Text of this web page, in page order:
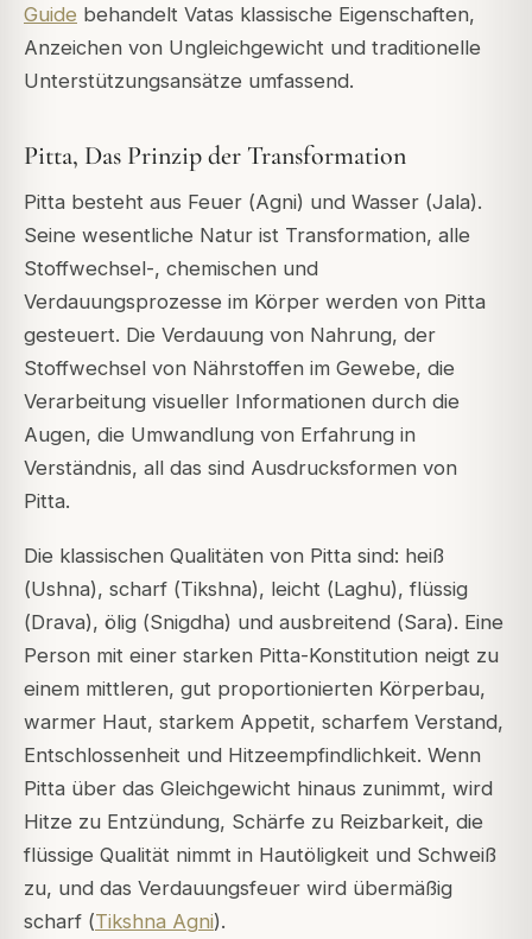
Guide behandelt Vatas klassische Eigenschaften,
Anzeichen von Ungleichgewicht und traditionelle
Unterstützungsansätze umfassend.
Pitta, Das Prinzip der Transformation
Pitta besteht aus Feuer (Agni) und Wasser (Jala).
Seine wesentliche Natur ist Transformation, alle
Stoffwechsel-, chemischen und
Verdauungsprozesse im Körper werden von Pitta
gesteuert. Die Verdauung von Nahrung, der
Stoffwechsel von Nährstoffen im Gewebe, die
Verarbeitung visueller Informationen durch die
Augen, die Umwandlung von Erfahrung in
Verständnis, all das sind Ausdrucksformen von
Pitta.
Die klassischen Qualitäten von Pitta sind: heiß
(Ushna), scharf (Tikshna), leicht (Laghu), flüssig
(Drava), ölig (Snigdha) und ausbreitend (Sara). Eine
Person mit einer starken Pitta-Konstitution neigt zu
einem mittleren, gut proportionierten Körperbau,
warmer Haut, starkem Appetit, scharfem Verstand,
Entschlossenheit und Hitzeempfindlichkeit. Wenn
Pitta über das Gleichgewicht hinaus zunimmt, wird
Hitze zu Entzündung, Schärfe zu Reizbarkeit, die
flüssige Qualität nimmt in Hautöligkeit und Schweiß
zu, und das Verdauungsfeuer wird übermäßig
scharf (Tikshna Agni).